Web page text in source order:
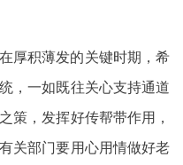
厚积薄发的关键时期，希
，一如既往关心支持通道
策，发挥好传帮带作用，
关部门要用心用情做好老